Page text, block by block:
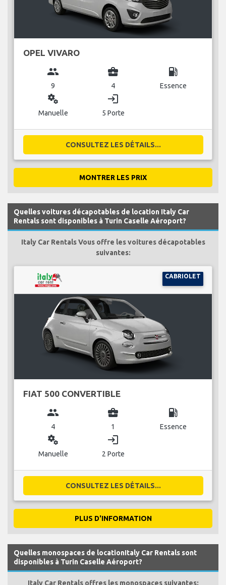
OPEL VIVARO
group
9
business_center
4
local_gas_station
Essence
miscellaneous_services
Manuelle
login
5 Porte
CONSULTEZ LES DÉTAILS...
MONTRER LES PRIX
Quelles voitures décapotables de location Italy Car
Rentals sont disponibles à Turin Caselle Aéroport?
Italy Car Rentals Vous offre les voitures décapotables
suivantes:
CABRIOLET
FIAT 500 CONVERTIBLE
group
4
business_center
1
local_gas_station
Essence
miscellaneous_services
Manuelle
login
2 Porte
CONSULTEZ LES DÉTAILS...
PLUS D'INFORMATION
Quelles monospaces de locationItaly Car Rentals sont
disponibles à Turin Caselle Aéroport?
Italy Car Rentals offres les monospaces suivantes: